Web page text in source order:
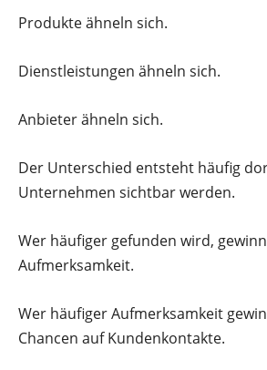
Produkte ähneln sich.
Dienstleistungen ähneln sich.
Anbieter ähneln sich.
Der Unterschied entsteht häufig
Unternehmen sichtbar werden.
Wer häufiger gefunden wird,
Aufmerksamkeit.
Wer häufiger Aufmerksamkeit
Chancen auf Kundenkontakte.